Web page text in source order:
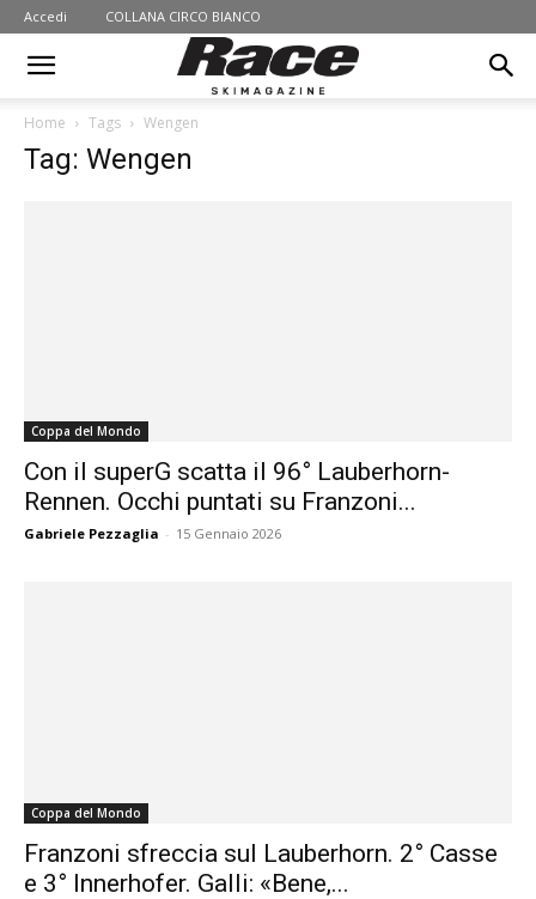
Accedi COLLANA CIRCO BIANCO
Home Tags Wengen
Tag: Wengen
Coppa del Mondo
Con il superG scatta il 96° Lauberhorn-
Rennen. Occhi puntati su Franzoni...
Gabriele Pezzaglia - 15 Gennaio 2026
Coppa del Mondo
Franzoni sfreccia sul Lauberhorn. 2° Casse
e 3° Innerhofer. Galli: «Bene,...